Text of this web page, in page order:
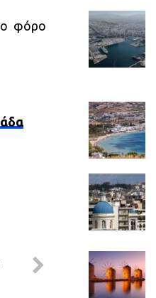
φόρο